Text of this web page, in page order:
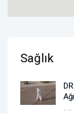
Sağlık